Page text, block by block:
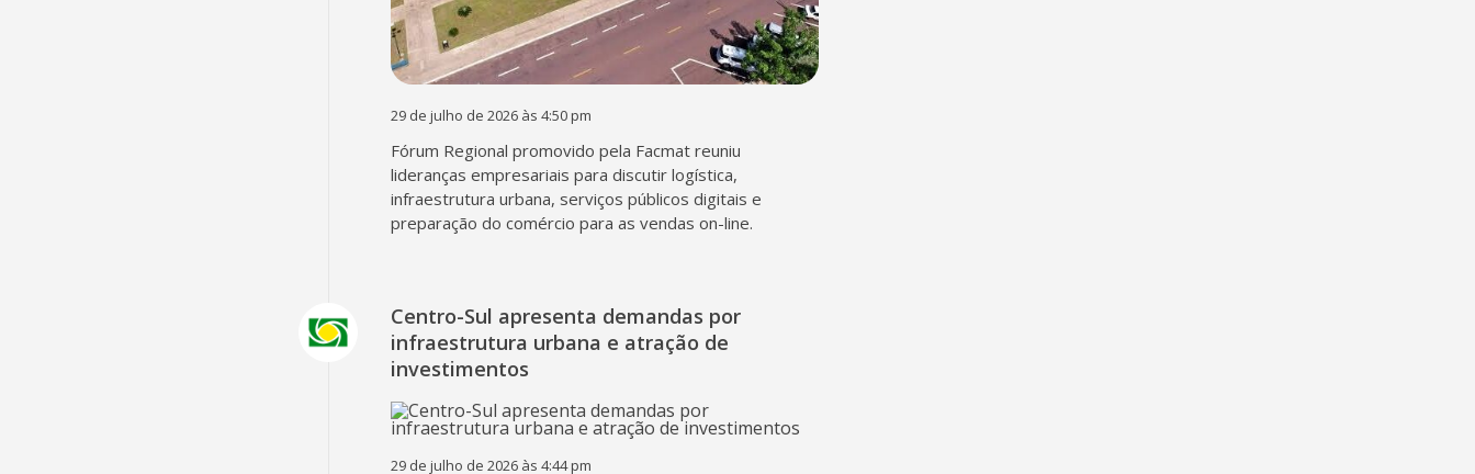
29 de julho de 2026 às 4:50 pm
Fórum Regional promovido pela Facmat reuniu
lideranças empresariais para discutir logística,
infraestrutura urbana, serviços públicos digitais e
preparação do comércio para as vendas on-line.
Centro-Sul apresenta demandas por
infraestrutura urbana e atração de
investimentos
29 de julho de 2026 às 4:44 pm